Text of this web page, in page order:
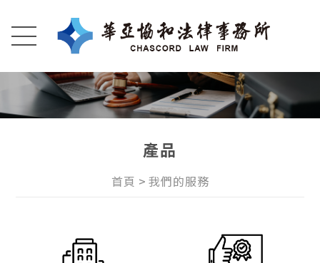
產品
首頁 我們的服務